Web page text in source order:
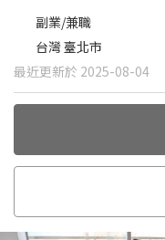
副業/兼職
台灣 臺北市
最近更新於 2025-08-04